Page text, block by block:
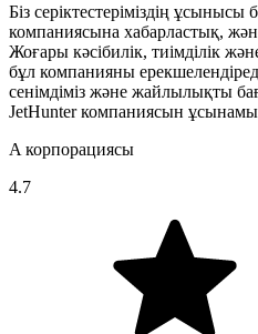
Біз серіктестеріміздің
компаниясына хабарластық,
Жоғары кәсібилік, тиімділік
бұл компанияны
сенімдіміз және жайлылықты
JetHunter компаниясын
A корпорациясы
4.7